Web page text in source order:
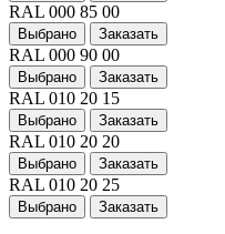
RAL 000 85 00
Выбрано Заказать
RAL 000 90 00
Выбрано Заказать
RAL 010 20 15
Выбрано Заказать
RAL 010 20 20
Выбрано Заказать
RAL 010 20 25
Выбрано Заказать